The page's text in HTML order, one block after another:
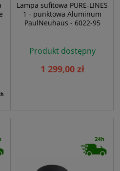
Lampa sufitowa PURE-LINES
1 - punktowa Aluminum
PaulNeuhaus - 6022-95
Produkt dostępny
1 299,00 zł